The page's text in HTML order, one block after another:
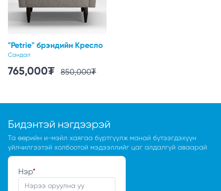
"Petrie" брэндийн Кресло
Сандал
765,000₮ 850,000₮
Бидэнтэй нэгдээрэй
Та өөрийн и-мэйл хаягаа бүртгүүлж манай бүтээгдэхүүн
үйлчилгээтэй холбоотой мэдээллийг цаг алдалгүй аваарай
Нэр*